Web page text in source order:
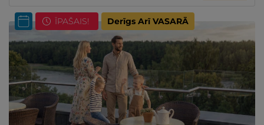
ĪPAŠAIS! Derīgs Arī VASARĀ